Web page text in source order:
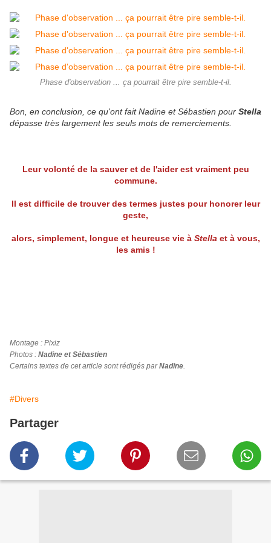
Phase d'observation ... ça pourrait être pire semble-t-il.
Bon, en conclusion, ce qu'ont fait Nadine et Sébastien pour Stella
dépasse très largement les seuls mots de remerciements.
Leur volonté de la sauver et de l'aider est vraiment peu
commune.
Il est difficile de trouver des termes justes pour honorer leur
geste,
alors, simplement, longue et heureuse vie à Stella et à vous,
les amis !
Montage : Pixiz
Photos : Nadine et Sébastien
Certains textes de cet article sont rédigés parNadine.
#Divers
Partager